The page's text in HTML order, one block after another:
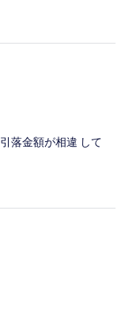
落金額が相違 して